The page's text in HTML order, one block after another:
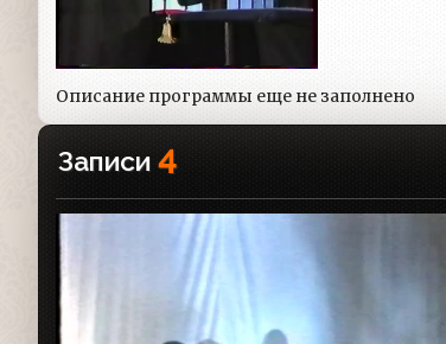
Описание программы еще не заполнено
Записи 4